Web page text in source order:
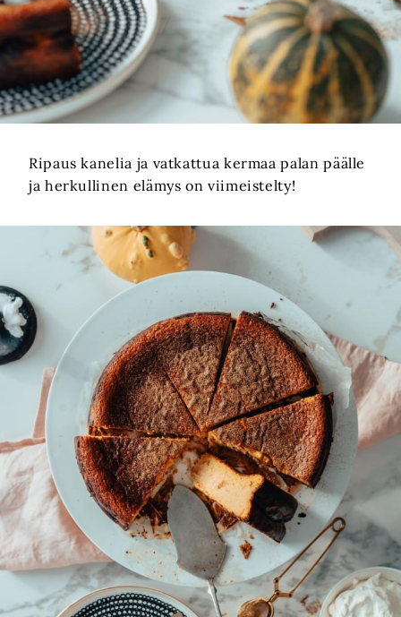
Ripaus kanelia ja vatkattua kermaa palan päälle
ja herkullinen elämys on viimeistelty!